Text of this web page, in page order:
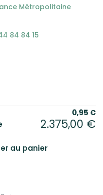
Métropolitaine
84 84 15
0,95 €
2.375,00 €
au panier